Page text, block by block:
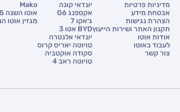
מדיניות פרטיות
אבטחת מידע
הצהרת נגישות
תקנון האתר ושירות הייעוץ
אודות אוטו
לעבוד באוטו
צור קשר
יונדאי קונה
אקספנג G6
ג׳אקו 7
BYD אטו 3
יונדאי אלנטרה
טויוטה יאריס קרוס
סקודה אוקטביה
טויוטה ראב 4
Mako
אוטו השנה 2025
מגזין אוטו